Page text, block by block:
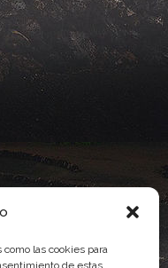
las cookies para
de estas